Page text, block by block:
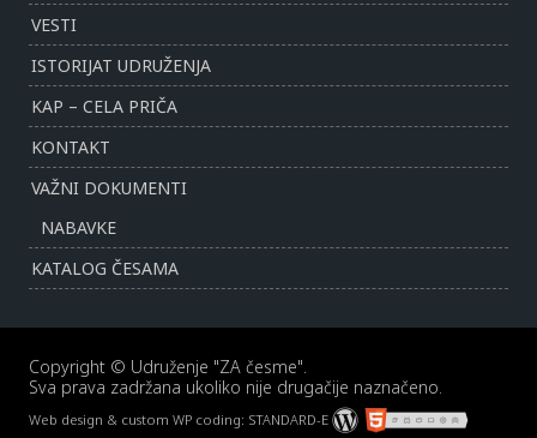
VESTI
ISTORIJAT UDRUŽENJA
KAP – CELA PRIČA
KONTAKT
VAŽNI DOKUMENTI
NABAVKE
KATALOG ČESAMA
Copyright © Udruženje "ZA česme".
Sva prava zadržana ukoliko nije drugačije naznačeno.
Web design & custom WP coding: STANDARD-E